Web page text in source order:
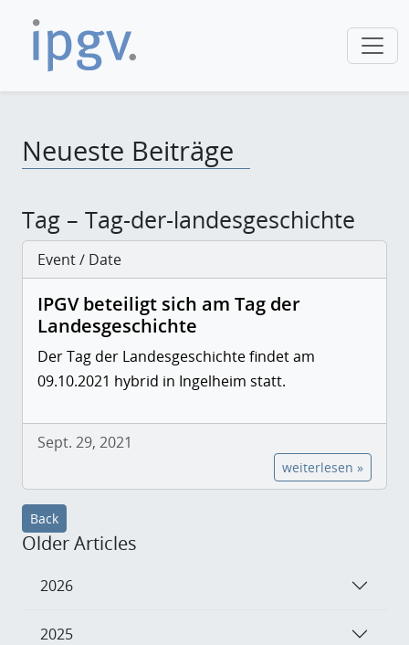
Neueste Beiträge
Tag – Tag-der-landesgeschichte
Event / Date
IPGV beteiligt sich am Tag der
Landesgeschichte
Der Tag der Landesgeschichte findet am
09.10.2021 hybrid in Ingelheim statt.
Sept. 29, 2021
weiterlesen »
Back
Older Articles
2026
2025